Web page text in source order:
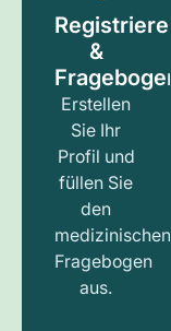
Registrieren
&
Fragebogen
Erstellen
Sie Ihr
Profil und
füllen Sie
den
medizinischen
Fragebogen
aus.